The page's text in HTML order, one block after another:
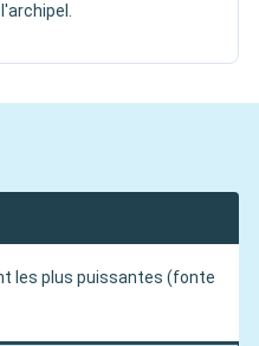
les plus puissantes (fonte